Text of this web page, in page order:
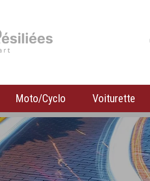
Moto/Cyclo Voiturette
Habitation